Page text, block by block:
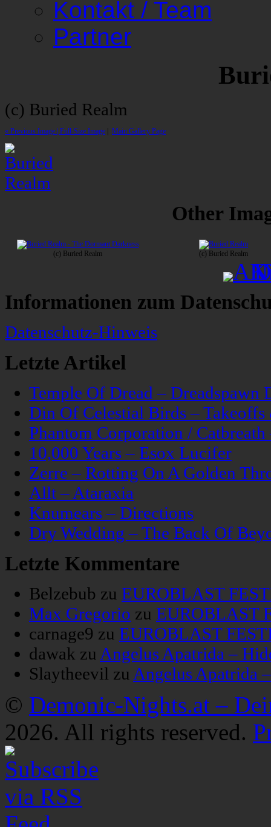
Kontakt / Team
Partner
(c) Buried Realm
« Previous Image | Full-Size Image Main Gallery Page
Other
(c) Buried Realm (c) Buried Realm
Informationen zum
Datenschutz-Hinweis
Letzte Artikel
Temple Of Dread – Dreadspawn
Din Of Celestial Birds –
Phantom Corporation /
10,000 Years – Esox Lucifer
Zerre – Rotting On A Golden
Allt – Ataraxia
Knumears – Directions
Dry Wedding – The Back Of
Letzte Kommentare
Belzebub zu EUROBLAST
Max Gregorio zu EUROBLAST
carnage9 zu EUROBLAST
dawak zuAngelus Apatrida –
Slaytheevil zuAngelus Apatrida
© Demonic-Nights.at –
2026. All rights reserved.